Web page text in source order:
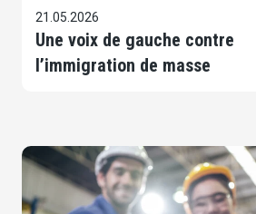
21.05.2026
Une voix de gauche contre
l’immigration de masse